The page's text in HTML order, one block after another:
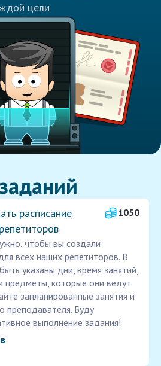
цели
расписание
1050
чтобы вы создали
всех наших репетиторов. В
указаны дни, время занятий,
предметы, которые они ведут.
запланированные занятия и
преподавателя. Буду
выполнение задания!